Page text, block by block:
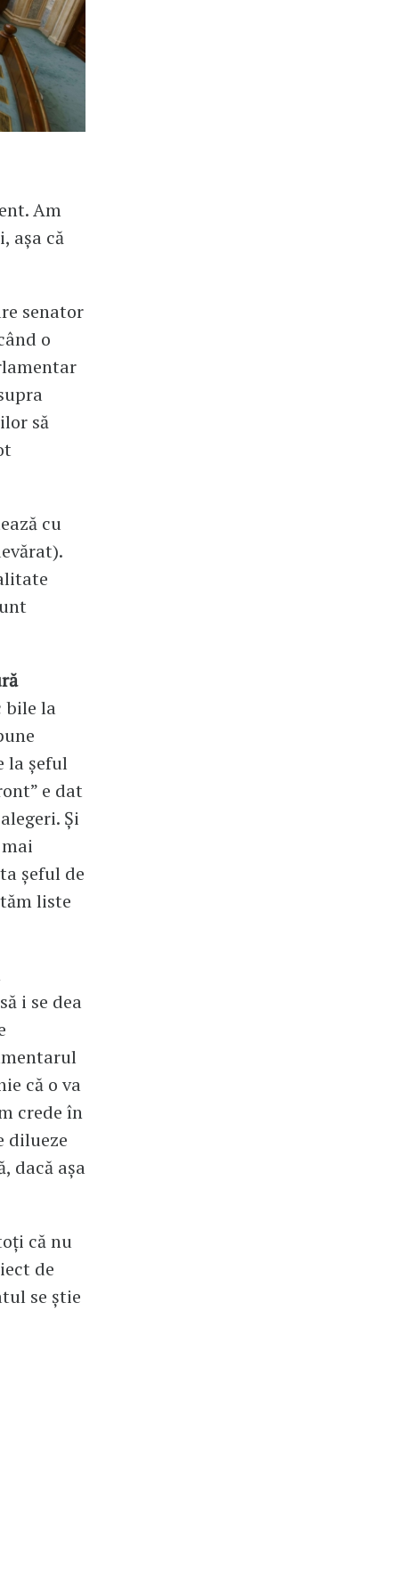
Am
așa că
senator
o
să
cu
bile la
la șeful
e dat
Și
șeful de
liste
i se dea
că o va
crede în
dilueze
dacă așa
că nu
de
se știe